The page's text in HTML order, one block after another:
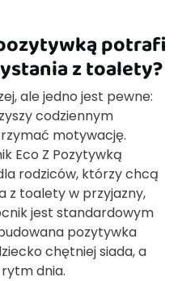
potrafi
z toalety?
ale jedno jest pewne:
codziennym
motywację.
Eco Z Pozytywką
rodziców, którzy chcą
z toalety w przyjazny,
jest standardowym
pozytywka
chętniej siada, a
dnia.